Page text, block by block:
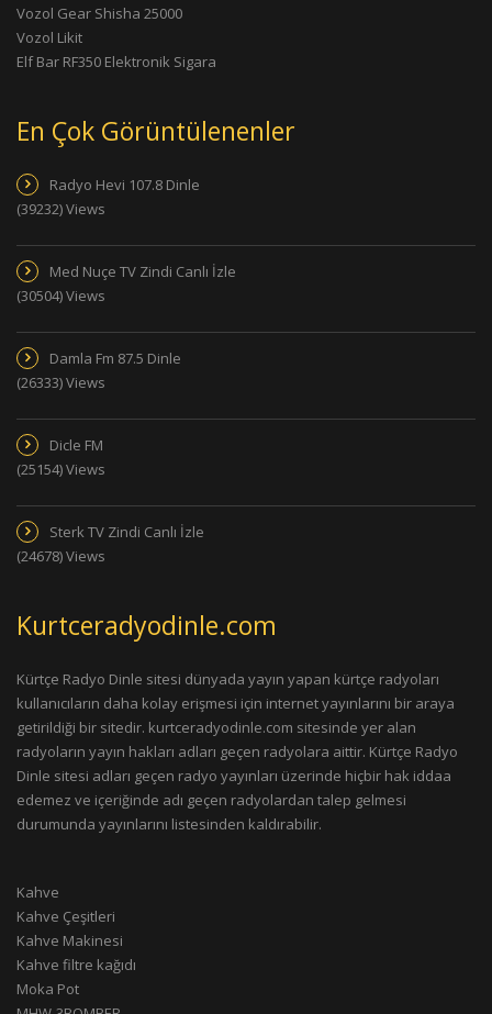
Vozol Gear Shisha 25000
Vozol Likit
Elf Bar RF350 Elektronik Sigara
En Çok Görüntülenenler
Radyo Hevi 107.8 Dinle
(39232) Views
Med Nuçe TV Zindi Canlı İzle
(30504) Views
Damla Fm 87.5 Dinle
(26333) Views
Dicle FM
(25154) Views
Sterk TV Zindi Canlı İzle
(24678) Views
Kurtceradyodinle.com
Kürtçe Radyo Dinle sitesi dünyada yayın yapan kürtçe radyoları
kullanıcıların daha kolay erişmesi için internet yayınlarını bir araya
getirildiği bir sitedir. kurtceradyodinle.com sitesinde yer alan
radyoların yayın hakları adları geçen radyolara aittir. Kürtçe Radyo
Dinle sitesi adları geçen radyo yayınları üzerinde hiçbir hak iddaa
edemez ve içeriğinde adı geçen radyolardan talep gelmesi
durumunda yayınlarını listesinden kaldırabilir.
Kahve
Kahve Çeşitleri
Kahve Makinesi
Kahve filtre kağıdı
Moka Pot